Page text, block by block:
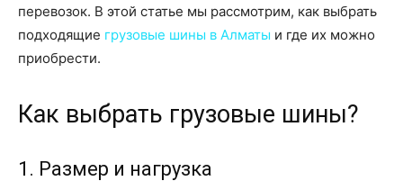
перевозок. В этой статье мы рассмотрим, как выбрать
подходящие грузовые шины в Алматы и где их можно
приобрести.
Как выбрать грузовые шины?
1. Размер и нагрузка